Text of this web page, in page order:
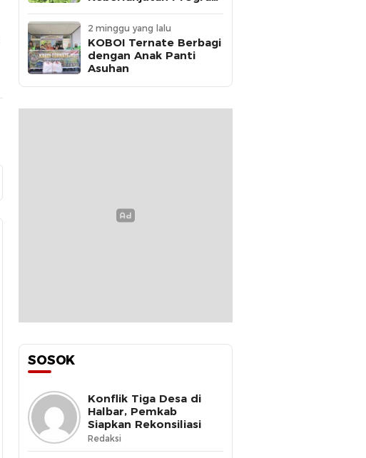
2 minggu yang lalu
KOBOI Ternate Berbagi
dengan Anak Panti
Asuhan
SOSOK
Konflik Tiga Desa di
Halbar, Pemkab
Siapkan Rekonsiliasi
Redaksi